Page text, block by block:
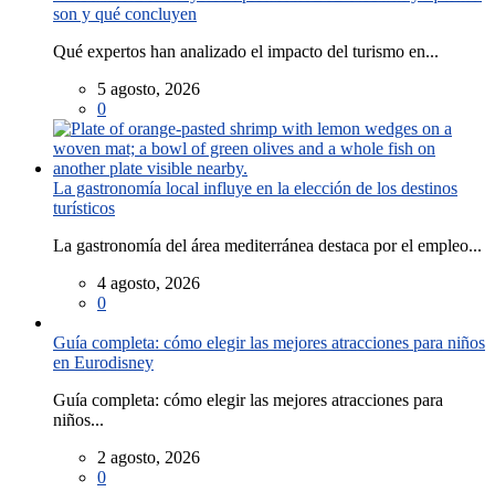
son y qué concluyen
Qué expertos han analizado el impacto del turismo en...
5 agosto, 2026
0
La gastronomía local influye en la elección de los destinos
turísticos
La gastronomía del área mediterránea destaca por el empleo...
4 agosto, 2026
0
Guía completa: cómo elegir las mejores atracciones para niños
en Eurodisney
Guía completa: cómo elegir las mejores atracciones para
niños...
2 agosto, 2026
0